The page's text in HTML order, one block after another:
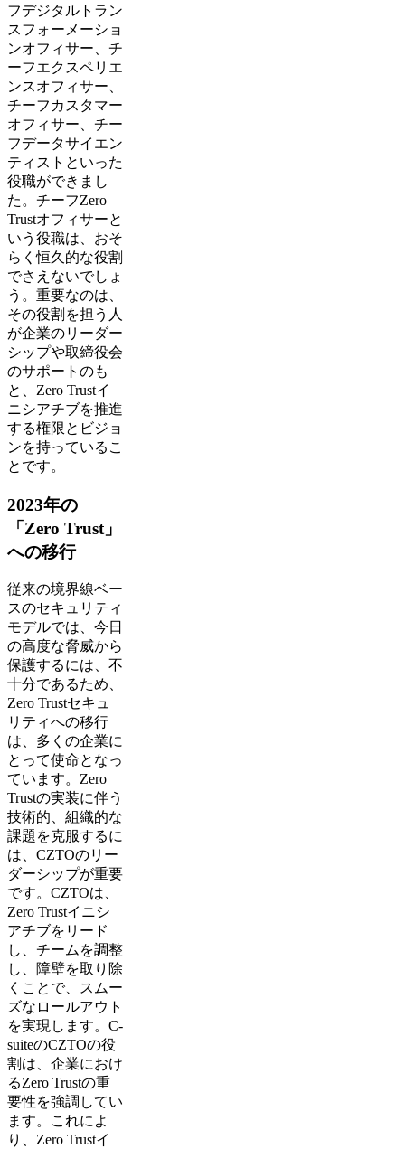
フデジタルトラン
スフォーメーショ
ンオフィサー、チ
ーフエクスペリエ
ンスオフィサー、
チーフカスタマー
オフィサー、チー
フデータサイエン
ティストといった
役職ができまし
た。チーフZero
Trustオフィサーと
いう役職は、おそ
らく恒久的な役割
でさえないでしょ
う。重要なのは、
その役割を担う人
が企業のリーダー
シップや取締役会
のサポートのも
と、Zero Trustイ
ニシアチブを推進
する権限とビジョ
ンを持っているこ
とです。
2023年の
「Zero Trust」
への移行
従来の境界線ベー
スのセキュリティ
モデルでは、今日
の高度な脅威から
保護するには、不
十分であるため、
Zero Trustセキュ
リティへの移行
は、多くの企業に
とって使命となっ
ています。Zero
Trustの実装に伴う
技術的、組織的な
課題を克服するに
は、CZTOのリー
ダーシップが重要
です。CZTOは、
Zero Trustイニシ
アチブをリード
し、チームを調整
し、障壁を取り除
くことで、スムー
ズなロールアウト
を実現します。C-
suiteのCZTOの役
割は、企業におけ
るZero Trustの重
要性を強調してい
ます。これによ
り、Zero Trustイ